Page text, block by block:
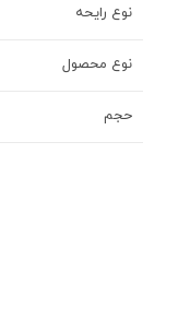
نوع رایحه
نوع محصول
حجم